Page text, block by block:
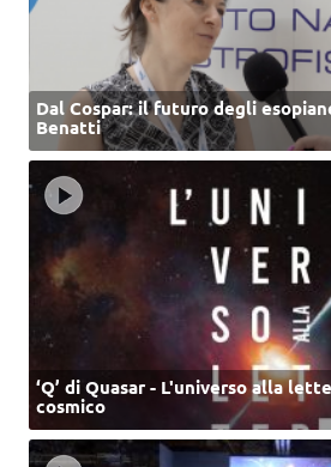
Dal Cospar: il futuro degli
Benatti
‘Q’ di Quasar - L'universo alla
cosmico